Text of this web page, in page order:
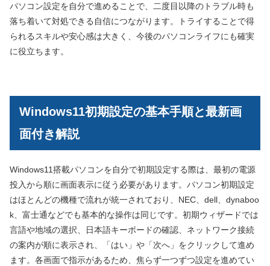
パソコン設定を自分で進めることで、二度目以降のトラブル時も
落ち着いて対処できる自信につながります。トライすることで得
られるスキルや安心感は大きく、今後のパソコンライフにも確実
に役立ちます。
Windows11初期設定の基本手順と最新画
面付き解説
Windows11搭載パソコンを自分で初期設定する際は、最初の電源
投入から順に画面表示に従う必要があります。パソコン初期設定
はほとんどの機種で流れが統一されており、NEC、dell、dynaboo
k、富士通などでも基本的な操作は同じです。初期ウィザードでは
言語や地域の選択、日本語キーボードの確認、ネットワーク接続
の案内が順に表示され、「はい」や「次へ」をクリックして進め
ます。各画面で指示があるため、焦らず一つずつ設定を進めてい